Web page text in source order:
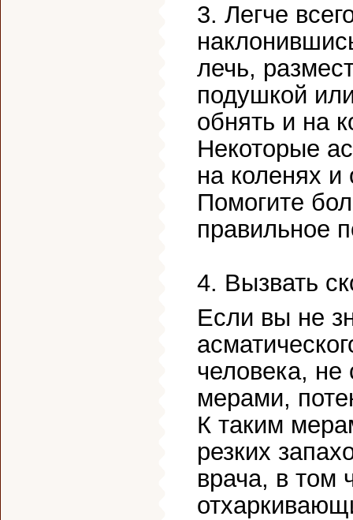
3. Легче
лечь,
подушкой
обнять и на
Некоторые
на коленях и
Помогите
правильное
4. Вызвать
Если вы не
человека, не
мерами,
К таким
резких
врача, в том